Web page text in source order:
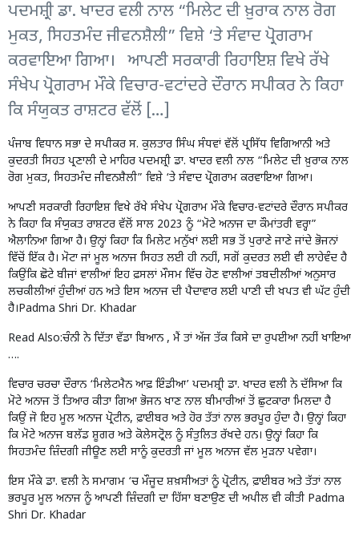
ਪਦਮਸ਼੍ਰੀ ਡਾ. ਖਾਦਰ ਵਲੀ ਨਾਲ “ਮਿਲੇਟ ਦੀ ਖ਼ੁਰਾਕ ਨਾਲ ਰੋਗ
ਮੁਕਤ, ਸਿਹਤਮੰਦ ਜੀਵਨਸ਼ੈਲੀ” ਵਿਸ਼ੇ ‘ਤੇ ਸੰਵਾਦ ਪ੍ਰੋਗਰਾਮ
ਕਰਵਾਇਆ ਗਿਆ। ਆਪਣੀ ਸਰਕਾਰੀ ਰਿਹਾਇਸ਼ ਵਿਖੇ ਰੱਖੇ
ਸੰਖੇਪ ਪ੍ਰੋਗਰਾਮ ਮੌਕੇ ਵਿਚਾਰ-ਵਟਾਂਦਰੇ ਦੌਰਾਨ ਸਪੀਕਰ ਨੇ ਕਿਹਾ
ਕਿ ਸੰਯੁਕਤ ਰਾਸ਼ਟਰ ਵੱਲੋਂ […]
ਪੰਜਾਬ ਵਿਧਾਨ ਸਭਾ ਦੇ ਸਪੀਕਰ ਸ. ਕੁਲਤਾਰ ਸਿੰਘ ਸੰਧਵਾਂ ਵੱਲੋਂ ਪ੍ਰਸਿੱਧ ਵਿਗਿਆਨੀ ਅਤੇ
ਕੁਦਰਤੀ ਸਿਹਤ ਪ੍ਰਣਾਲੀ ਦੇ ਮਾਹਿਰ ਪਦਮਸ਼੍ਰੀ ਡਾ. ਖਾਦਰ ਵਲੀ ਨਾਲ “ਮਿਲੇਟ ਦੀ ਖ਼ੁਰਾਕ ਨਾਲ
ਰੋਗ ਮੁਕਤ, ਸਿਹਤਮੰਦ ਜੀਵਨਸ਼ੈਲੀ” ਵਿਸ਼ੇ ‘ਤੇ ਸੰਵਾਦ ਪ੍ਰੋਗਰਾਮ ਕਰਵਾਇਆ ਗਿਆ।
ਆਪਣੀ ਸਰਕਾਰੀ ਰਿਹਾਇਸ਼ ਵਿਖੇ ਰੱਖੇ ਸੰਖੇਪ ਪ੍ਰੋਗਰਾਮ ਮੌਕੇ ਵਿਚਾਰ-ਵਟਾਂਦਰੇ ਦੌਰਾਨ ਸਪੀਕਰ
ਨੇ ਕਿਹਾ ਕਿ ਸੰਯੁਕਤ ਰਾਸ਼ਟਰ ਵੱਲੋਂ ਸਾਲ 2023 ਨੂੰ “ਮੋਟੇ ਅਨਾਜ ਦਾ ਕੌਮਾਂਤਰੀ ਵਰ੍ਹਾ”
ਐਲਾਨਿਆ ਗਿਆ ਹੈ। ਉਨ੍ਹਾਂ ਕਿਹਾ ਕਿ ਮਿਲੇਟ ਮਨੁੱਖਾਂ ਲਈ ਸਭ ਤੋਂ ਪੁਰਾਣੇ ਜਾਣੇ ਜਾਂਦੇ ਭੋਜਨਾਂ
ਵਿੱਚੋਂ ਇੱਕ ਹੈ। ਮੋਟਾ ਜਾਂ ਮੂਲ ਅਨਾਜ ਸਿਹਤ ਲਈ ਹੀ ਨਹੀਂ, ਸਗੋਂ ਕੁਦਰਤ ਲਈ ਵੀ ਲਾਹੇਵੰਦ ਹੈ
ਕਿਉਂਕਿ ਛੋਟੇ ਬੀਜਾਂ ਵਾਲੀਆਂ ਇਹ ਫ਼ਸਲਾਂ ਮੌਸਮ ਵਿੱਚ ਹੋਣ ਵਾਲੀਆਂ ਤਬਦੀਲੀਆਂ ਅਨੁਸਾਰ
ਲਚਕੀਲੀਆਂ ਹੁੰਦੀਆਂ ਹਨ ਅਤੇ ਇਸ ਅਨਾਜ ਦੀ ਪੈਦਾਵਾਰ ਲਈ ਪਾਣੀ ਦੀ ਖਪਤ ਵੀ ਘੱਟ ਹੁੰਦੀ
ਹੈ।Padma Shri Dr. Khadar
Read Also:ਚੰਨੀ ਨੇ ਦਿੱਤਾ ਵੱਡਾ ਬਿਆਨ , ਮੈਂ ਤਾਂ ਅੱਜ ਤੱਕ ਕਿਸੇ ਦਾ ਰੁਪਈਆ ਨਹੀਂ ਖਾਇਆ
….
ਵਿਚਾਰ ਚਰਚਾ ਦੌਰਾਨ ‘ਮਿਲੇਟਮੈਨ ਆਫ਼ ਇੰਡੀਆ’ ਪਦਮਸ਼੍ਰੀ ਡਾ. ਖਾਦਰ ਵਲੀ ਨੇ ਦੱਸਿਆ ਕਿ
ਮੋਟੇ ਅਨਾਜ ਤੋਂ ਤਿਆਰ ਕੀਤਾ ਗਿਆ ਭੋਜਨ ਖਾਣ ਨਾਲ ਬੀਮਾਰੀਆਂ ਤੋਂ ਛੁਟਕਾਰਾ ਮਿਲਦਾ ਹੈ
ਕਿਉਂ ਜੋ ਇਹ ਮੂਲ ਅਨਾਜ ਪ੍ਰੋਟੀਨ, ਫ਼ਾਈਬਰ ਅਤੇ ਹੋਰ ਤੱਤਾਂ ਨਾਲ ਭਰਪੂਰ ਹੁੰਦਾ ਹੈ। ਉਨ੍ਹਾਂ ਕਿਹਾ
ਕਿ ਮੋਟੇ ਅਨਾਜ ਬਲੱਡ ਸ਼ੂਗਰ ਅਤੇ ਕੋਲੇਸਟ੍ਰੋਲ ਨੂੰ ਸੰਤੁਲਿਤ ਰੱਖਦੇ ਹਨ। ਉਨ੍ਹਾਂ ਕਿਹਾ ਕਿ
ਸਿਹਤਮੰਦ ਜ਼ਿੰਦਗੀ ਜੀਊਣ ਲਈ ਸਾਨੂੰ ਕੁਦਰਤੀ ਜਾਂ ਮੂਲ ਅਨਾਜ ਵੱਲ ਮੁੜਨਾ ਪਵੇਗਾ।
ਇਸ ਮੌਕੇ ਡਾ. ਵਲੀ ਨੇ ਸਮਾਗਮ ‘ਚ ਮੌਜੂਦ ਸ਼ਖ਼ਸੀਅਤਾਂ ਨੂੰ ਪ੍ਰੋਟੀਨ, ਫ਼ਾਈਬਰ ਅਤੇ ਤੱਤਾਂ ਨਾਲ
ਭਰਪੂਰ ਮੂਲ ਅਨਾਜ ਨੂੰ ਆਪਣੀ ਜ਼ਿੰਦਗੀ ਦਾ ਹਿੱਸਾ ਬਣਾਉਣ ਦੀ ਅਪੀਲ ਵੀ ਕੀਤੀ Padma
Shri Dr. Khadar